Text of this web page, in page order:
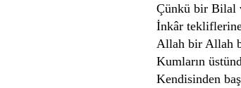
Çünkü bir Bilal
İnkâr
Allah bir Allah
Kumların
Kendisinden